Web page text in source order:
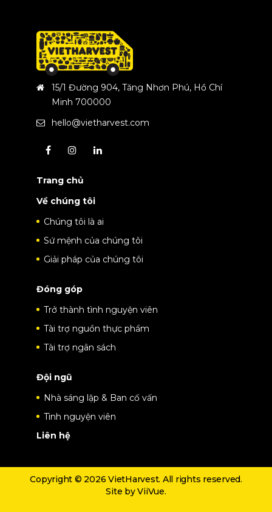
15/1 Đường 904, Tăng Nhơn Phú, Hồ Chí
Minh 700000
hello@vietharvest.com
Trang chủ
Về chúng tôi
Chúng tôi là ai
Sứ mệnh của chúng tôi
Giải pháp của chúng tôi
Đóng góp
Trở thành tình nguyện viên
Tài trợ nguồn thực phẩm
Tài trợ ngân sách
Đội ngũ
Nhà sáng lập & Ban cố vấn
Tình nguyện viên
Liên hệ
Copyright © 2026 VietHarvest. All rights reserved.
Site byViiVue.